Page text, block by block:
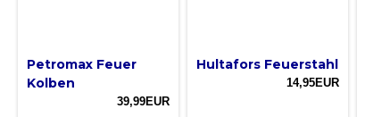
Petromax Feuer
Kolben
39,99EUR
Hultafors Feuerstahl
14,95EUR